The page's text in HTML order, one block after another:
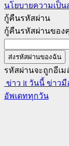
นโยบายความเป็น
กู้คืนรหัสผ่าน
กู้คืนรหัสผ่านขอ
รหัสผ่านจะถูกอีเ
ข่าว it วันนี้ ข่าว
อัพเดททุกวัน